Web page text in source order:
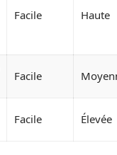
Facile Haute
Facile
Facile Élevée